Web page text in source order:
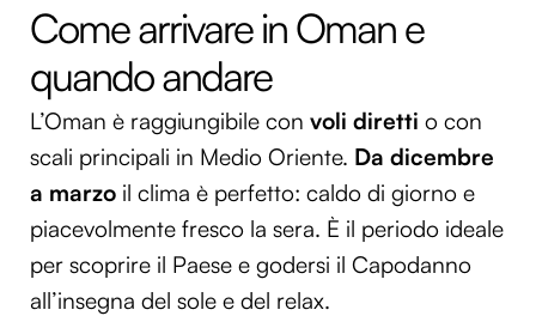
Come arrivare in Oman e
quando andare
L’Oman è raggiungibile con voli diretti o con
scali principali in Medio Oriente. Da dicembre
a marzo il clima è perfetto: caldo di giorno e
piacevolmente fresco la sera. È il periodo ideale
per scoprire il Paese e godersi il Capodanno
all’insegna del sole e del relax.